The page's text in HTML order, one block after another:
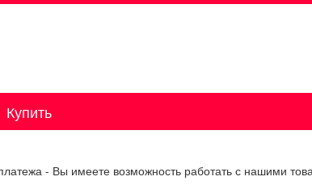
Купить
- Вы имеете возможность работать с нашими